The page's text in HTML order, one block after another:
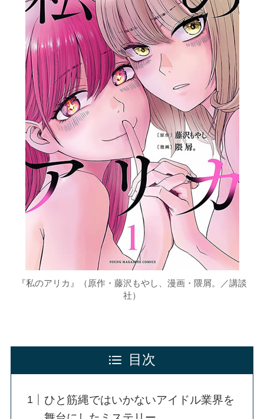
『私のアリカ』（原作・藤沢もやし、漫画・隈屑。／講談
社）
目次
ひと筋縄ではいかないアイドル業界を